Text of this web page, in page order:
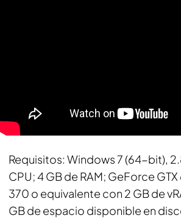
Requisitos: Windows 7 (64-bit),
CPU; 4 GB de RAM; GeForce
370 o equivalente con 2 GB de
GB de espacio disponible en